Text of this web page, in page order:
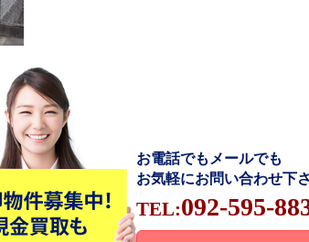
お電話でもメールでも
お気軽にお問い合わせ下さ
TEL:092-595-